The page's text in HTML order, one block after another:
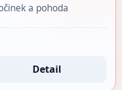
a pohoda
Detail